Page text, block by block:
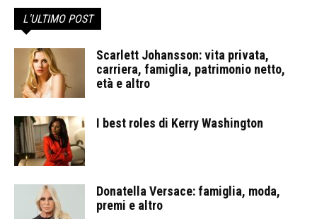
L'ULTIMO POST
Scarlett Johansson: vita privata,
carriera, famiglia, patrimonio netto,
età e altro
I best roles di Kerry Washington
Donatella Versace: famiglia, moda,
premi e altro